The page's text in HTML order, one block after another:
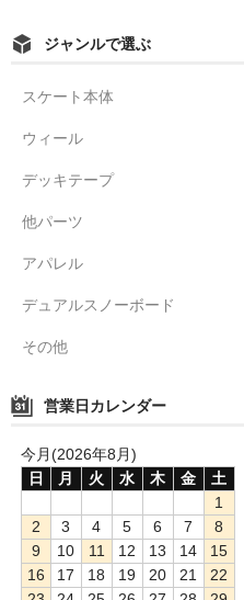
ジャンルで選ぶ
スケート本体
ウィール
デッキテープ
他パーツ
アパレル
デュアルスノーボード
その他
営業日カレンダー
今月(2026年8月)
日
月 火 水 木 金
土
1
2
3 4 5 6 7
8
9
10 11 12 13 14
15
16
17 18 19 20 21
22